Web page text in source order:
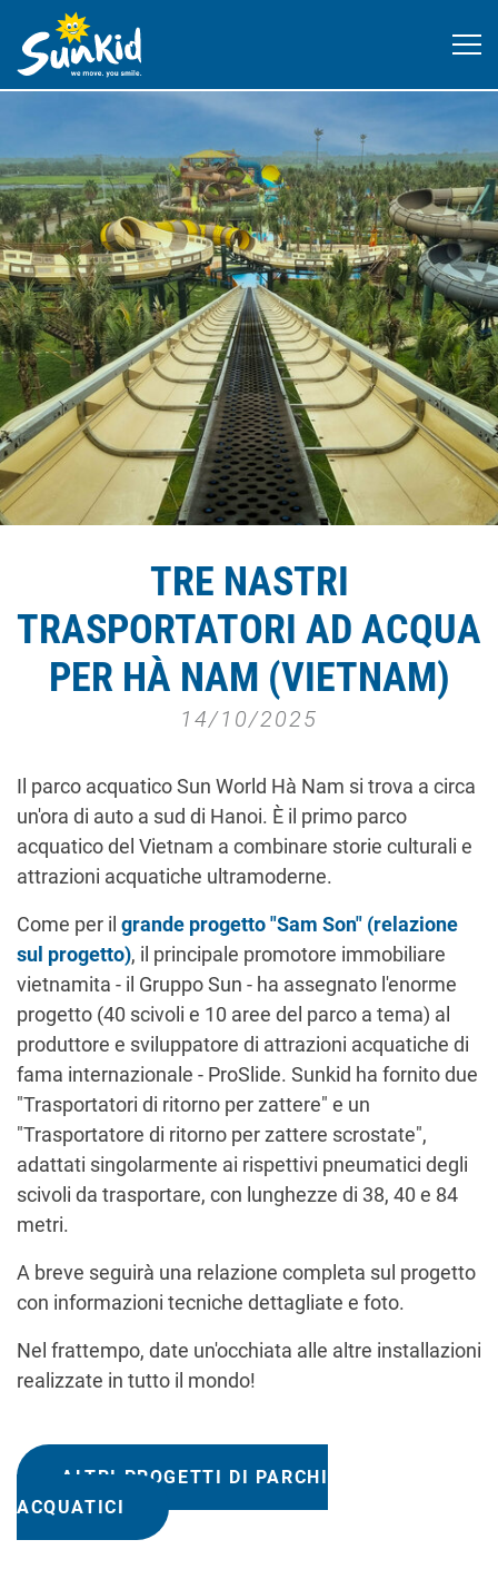
TRE NASTRI
TRASPORTATORI AD ACQUA
PER HÀ NAM (VIETNAM)
14/10/2025
Il parco acquatico Sun World Hà Nam si trova a circa
un'ora di auto a sud di Hanoi. È il primo parco
acquatico del Vietnam a combinare storie culturali e
attrazioni acquatiche ultramoderne.
Come per il grande progetto "Sam Son" (relazione
sul progetto), il principale promotore immobiliare
vietnamita - il Gruppo Sun - ha assegnato l'enorme
progetto (40 scivoli e 10 aree del parco a tema) al
produttore e sviluppatore di attrazioni acquatiche di
fama internazionale - ProSlide. Sunkid ha fornito due
"Trasportatori di ritorno per zattere" e un
"Trasportatore di ritorno per zattere scrostate",
adattati singolarmente ai rispettivi pneumatici degli
scivoli da trasportare, con lunghezze di 38, 40 e 84
metri.
A breve seguirà una relazione completa sul progetto
con informazioni tecniche dettagliate e foto.
Nel frattempo, date un'occhiata alle altre installazioni
realizzate in tutto il mondo!
ALTRI PROGETTI DI PARCHI
ACQUATICI